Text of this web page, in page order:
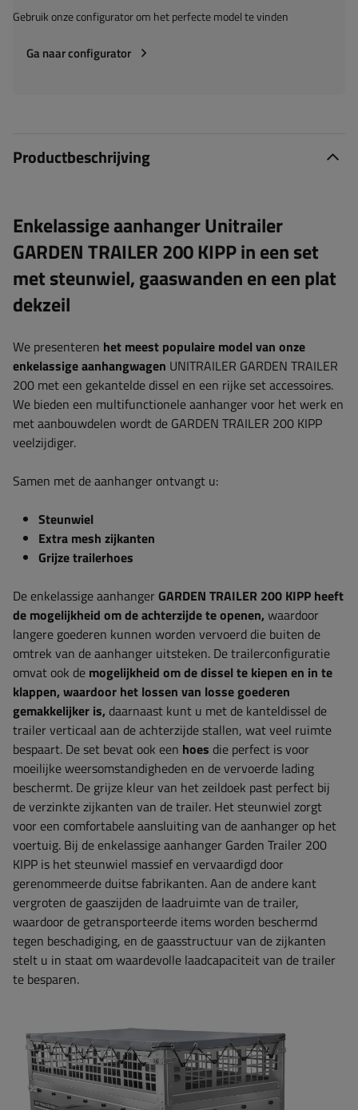
Gebruik onze configurator om het perfecte model te vinden
Ga naar configurator
Productbeschrijving
Enkelassige aanhanger Unitrailer
GARDEN TRAILER 200 KIPP in een set
met steunwiel, gaaswanden en een plat
dekzeil
We presenteren het meest populaire model van onze
enkelassige aanhangwagen UNITRAILER GARDEN TRAILER
200 met een gekantelde dissel en een rijke set accessoires.
We bieden een multifunctionele aanhanger voor het werk en
met aanbouwdelen wordt de GARDEN TRAILER 200 KIPP
veelzijdiger.
Samen met de aanhanger ontvangt u:
Steunwiel
Extra mesh zijkanten
Grijze trailerhoes
De enkelassige aanhangerGARDEN TRAILER 200 KIPP heeft
de mogelijkheid om de achterzijde te openen,waardoor
langere goederen kunnen worden vervoerd die buiten de
omtrek van de aanhanger uitsteken. De trailerconfiguratie
omvat ook de mogelijkheid om de dissel te kiepen en in te
klappen, waardoor het lossen van losse goederen
gemakkelijker is, daarnaast kunt u met de kanteldissel de
trailer verticaal aan de achterzijde stallen, wat veel ruimte
bespaart. De set bevat ook een hoes die perfect is voor
moeilijke weersomstandigheden en de vervoerde lading
beschermt. De grijze kleur van het zeildoek past perfect bij
de verzinkte zijkanten van de trailer. Het steunwiel zorgt
voor een comfortabele aansluiting van de aanhanger op het
voertuig. Bij de enkelassige aanhanger Garden Trailer 200
KIPP is het steunwiel massief en vervaardigd door
gerenommeerde duitse fabrikanten. Aan de andere kant
vergroten de gaaszijden de laadruimte van de trailer,
waardoor de getransporteerde items worden beschermd
tegen beschadiging, en de gaasstructuur van de zijkanten
stelt u in staat om waardevolle laadcapaciteit van de trailer
te besparen.